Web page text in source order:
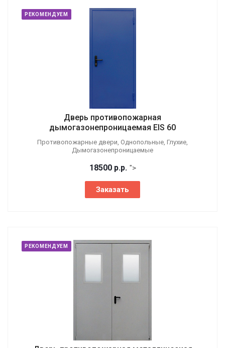
РЕКОМЕНДУЕМ
Дверь противопожарная
дымогазонепроницаемая EIS 60
Противопожарные двери, Однопольные, Глухие,
Дымогазонепроницаемые
18500 р.р. ">
Заказать
РЕКОМЕНДУЕМ